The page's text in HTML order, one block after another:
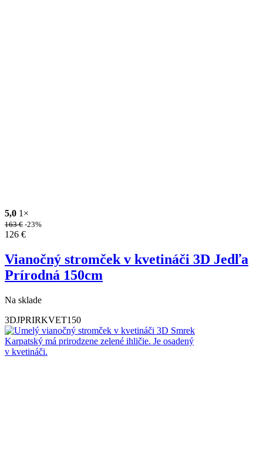
5,0 1×
163€ -23%
126 €
Vianočný stromček v kvetináči 3D Jedľa
Prírodná 150cm
Na sklade
3DJPRIRKVET150